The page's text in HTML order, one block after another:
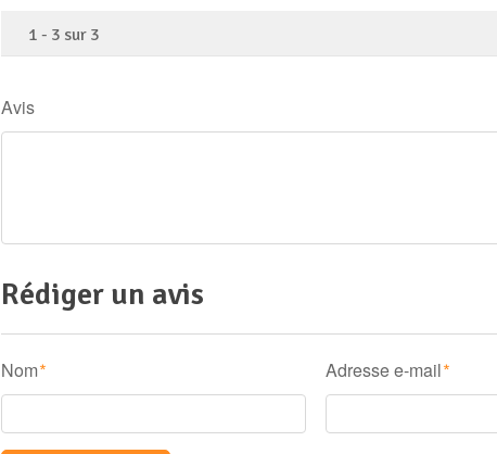
1 - 3 sur 3
Avis
Rédiger un avis
Nom * Adresse e-mail *